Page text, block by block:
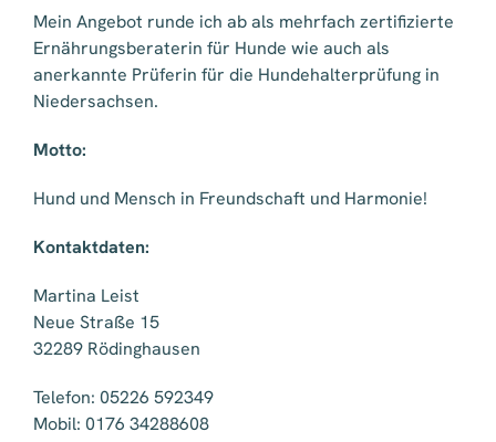
Mein Angebot runde ich ab als mehrfach zertifizierte
Ernährungsberaterin für Hunde wie auch als
anerkannte Prüferin für die Hundehalterprüfung in
Niedersachsen.
Motto:
Hund und Mensch in Freundschaft und Harmonie!
Kontaktdaten:
Martina Leist
Neue Straße 15
32289 Rödinghausen
Telefon: 05226 592349
Mobil: 0176 34288608